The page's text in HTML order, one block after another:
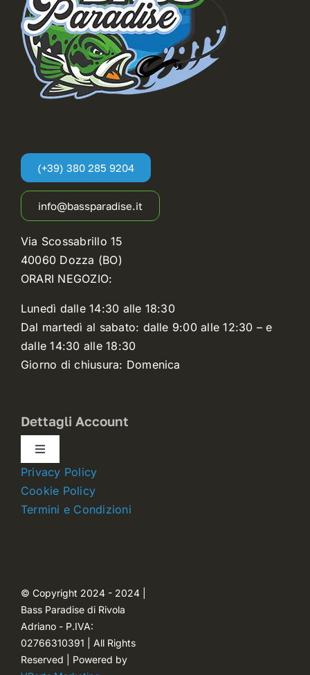
(+39) 380 285 9204
info@bassparadise.it
Via Scossabrillo 15
40060 Dozza (BO)
ORARI NEGOZIO:
Lunedì dalle 14:30 alle 18:30
Dal martedì al sabato: dalle 9:00 alle 12:30 – e
dalle 14:30 alle 18:30
Giorno di chiusura: Domenica
Dettagli Account
Toggle
Navigation
Dettagli account
Password dimenticata
Privacy Policy
Cookie Policy
Termini e Condizioni
© Copyright 2024 - 2024 |
Bass Paradise di Rivola
Adriano - P.IVA:
02766310391 | All Rights
Reserved | Powered by